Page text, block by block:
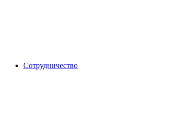
Сотрудничество